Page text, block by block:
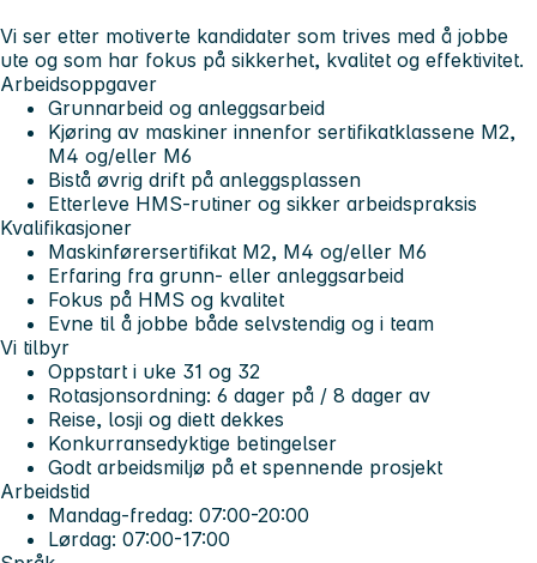
Vi ser etter motiverte kandidater som trives med å jobbe
ute og som har fokus på sikkerhet, kvalitet og effektivitet.
Arbeidsoppgaver
Grunnarbeid og anleggsarbeid
Kjøring av maskiner innenfor sertifikatklassene M2,
M4 og/eller M6
Bistå øvrig drift på anleggsplassen
Etterleve HMS-rutiner og sikker arbeidspraksis
Kvalifikasjoner
Maskinførersertifikat M2, M4 og/eller M6
Erfaring fra grunn- eller anleggsarbeid
Fokus på HMS og kvalitet
Evne til å jobbe både selvstendig og i team
Vi tilbyr
Oppstart i uke 31 og 32
Rotasjonsordning: 6 dager på / 8 dager av
Reise, losji og diett dekkes
Konkurransedyktige betingelser
Godt arbeidsmiljø på et spennende prosjekt
Arbeidstid
Mandag-fredag: 07:00-20:00
Lørdag: 07:00-17:00